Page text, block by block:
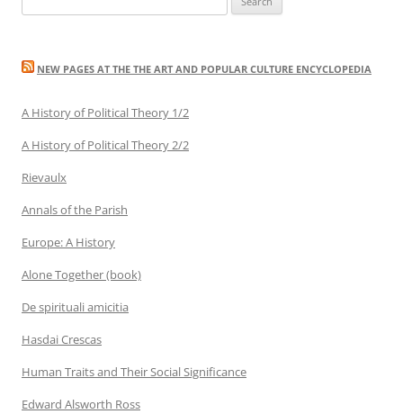
for:
NEW PAGES AT THE THE ART AND POPULAR CULTURE ENCYCLOPEDIA
A History of Political Theory 1/2
A History of Political Theory 2/2
Rievaulx
Annals of the Parish
Europe: A History
Alone Together (book)
De spirituali amicitia
Hasdai Crescas
Human Traits and Their Social Significance
Edward Alsworth Ross